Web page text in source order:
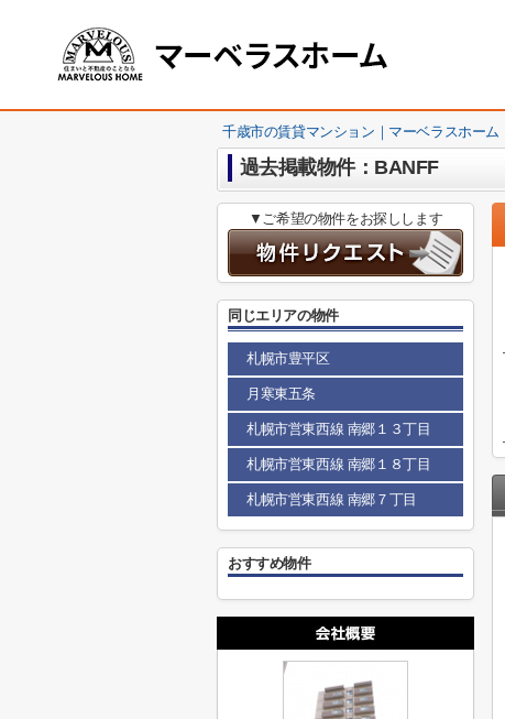
千歳市の賃貸マンション｜マーベラスホーム
過去掲載物件：BANFF
▼ご希望の物件をお探しします
同じエリアの物件
札幌市豊平区
月寒東五条
札幌市営東西線 南郷１３丁目
札幌市営東西線 南郷１８丁目
札幌市営東西線 南郷７丁目
おすすめ物件